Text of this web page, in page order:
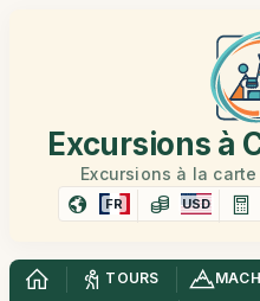
Excursions à
Excursions à la
FR USD
TOURS